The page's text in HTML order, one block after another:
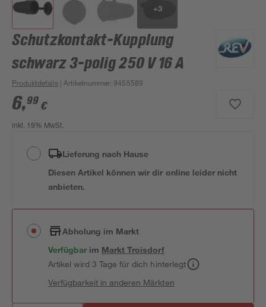
+3
Schutzkontakt-Kupplung
schwarz 3-polig 250 V 16 A
Produktdetails | Artikelnummer:9455589
6,99 €
inkl. 19% MwSt.
Lieferung nach Hause
Diesen Artikel können wir dir online leider nicht
anbieten.
Abholung im Markt
Verfügbar im MarktTroisdorf
Artikel wird 3 Tage für dich hinterlegt
Verfügbarkeit in anderen Märkten